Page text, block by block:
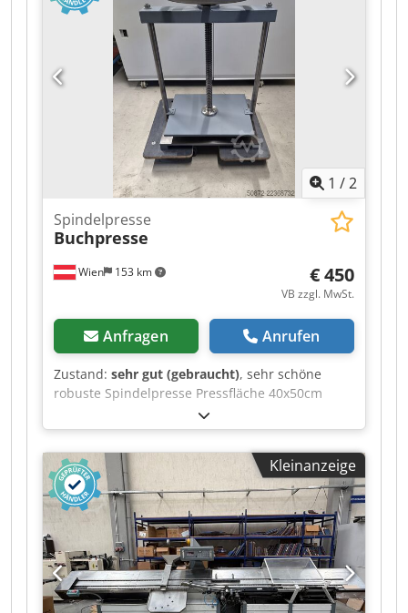
1 /2
Wien 153 km
Spindelpresse
Buchpresse
€ 450
VB zzgl. MwSt.
Anfragen Anrufen
Zustand: sehr gut (gebraucht), sehr schöne
robuste Spindelpresse Pressfläche 40x50cm
Einsatzhöhe ca. 50cm Cedpfxozmyr Rs Abxsha
60kg
Kleinanzeige